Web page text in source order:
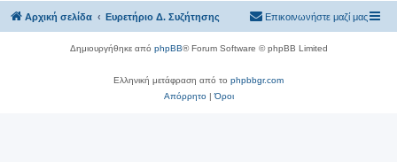
Αρχική σελίδα Ευρετήριο Δ. Συζήτησης Επικοινωνήστε μαζί μας
Δημιουργήθηκε από phpBB® Forum Software © phpBB Limited
Ελληνική μετάφραση από το phpbbgr.com
Απόρρητο|Όροι